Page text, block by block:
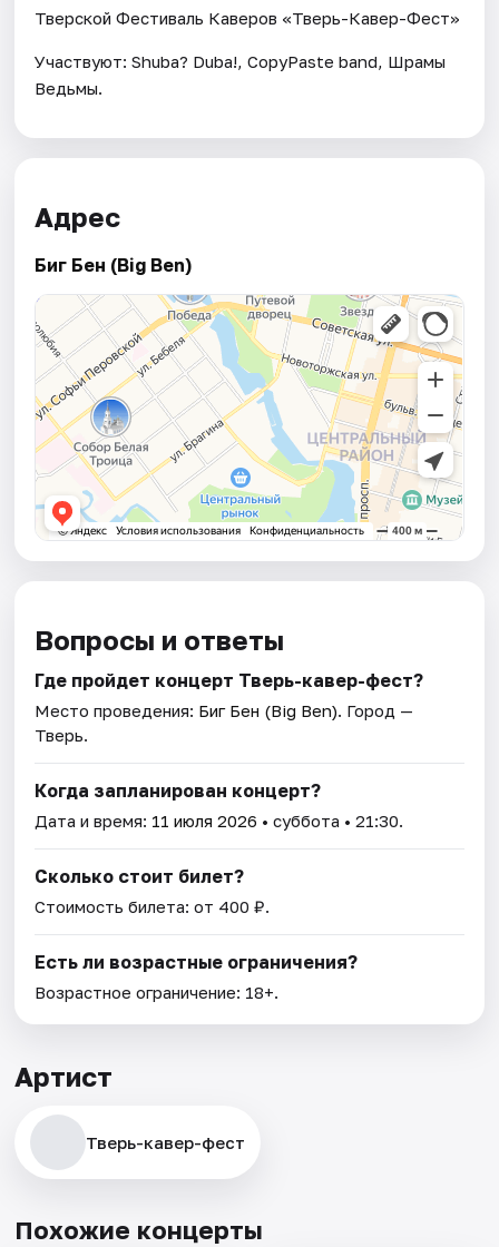
Тверской Фестиваль Каверов «Тверь-Кавер-Фест»
Участвуют: Shuba? Duba!, CopyPaste band, Шрамы
Ведьмы.
Адрес
Биг Бен (Big Ben)
Вопросы и ответы
Где пройдет концерт Тверь-кавер-фест?
Место проведения: Биг Бен (Big Ben). Город —
Тверь.
Когда запланирован концерт?
Дата и время: 11 июля 2026 • суббота • 21:30.
Сколько стоит билет?
Стоимость билета: от 400 ₽.
Есть ли возрастные ограничения?
Возрастное ограничение: 18+.
Артист
Тверь-кавер-фест
Похожие концерты